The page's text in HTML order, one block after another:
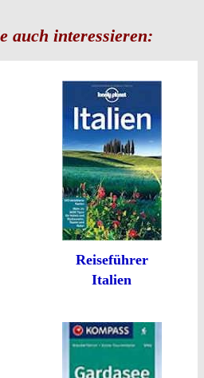
auch interessieren:
Reiseführer
Italien